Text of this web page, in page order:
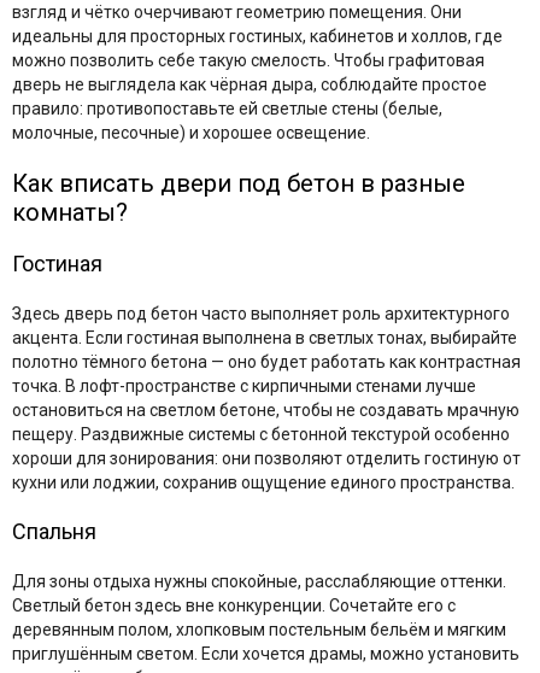
взгляд и чётко очерчивают геометрию помещения. Они
идеальны для просторных гостиных, кабинетов и холлов, где
можно позволить себе такую смелость. Чтобы графитовая
дверь не выглядела как чёрная дыра, соблюдайте простое
правило: противопоставьте ей светлые стены (белые,
молочные, песочные) и хорошее освещение.
Как вписать двери под бетон в разные
комнаты?
Гостиная
Здесь дверь под бетон часто выполняет роль архитектурного
акцента. Если гостиная выполнена в светлых тонах, выбирайте
полотно тёмного бетона — оно будет работать как контрастная
точка. В лофт-пространстве с кирпичными стенами лучше
остановиться на светлом бетоне, чтобы не создавать мрачную
пещеру. Раздвижные системы с бетонной текстурой особенно
хороши для зонирования: они позволяют отделить гостиную от
кухни или лоджии, сохранив ощущение единого пространства.
Спальня
Для зоны отдыха нужны спокойные, расслабляющие оттенки.
Светлый бетон здесь вне конкуренции. Сочетайте его с
деревянным полом, хлопковым постельным бельём и мягким
приглушённым светом. Если хочется драмы, можно установить